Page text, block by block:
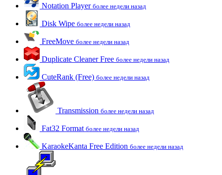
Notation Player более недели назад
Disk Wipe более недели назад
FreeMove более недели назад
Duplicate Cleaner Free более недели назад
CuteRank (Free) более недели назад
Transmission более недели назад
Fat32 Format более недели назад
KaraokeKanta Free Edition более недели назад